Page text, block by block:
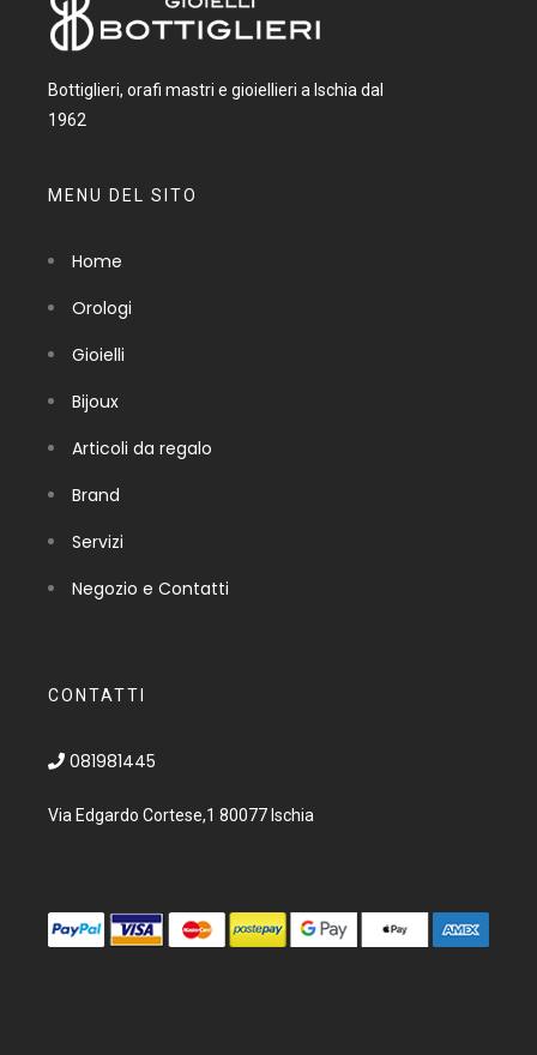
Bottiglieri, orafi mastri e gioiellieri a Ischia dal
1962
MENU DEL SITO
Home
Orologi
Gioielli
Bijoux
Articoli da regalo
Brand
Servizi
Negozio e Contatti
CONTATTI
081981445
Via Edgardo Cortese,1 80077 Ischia